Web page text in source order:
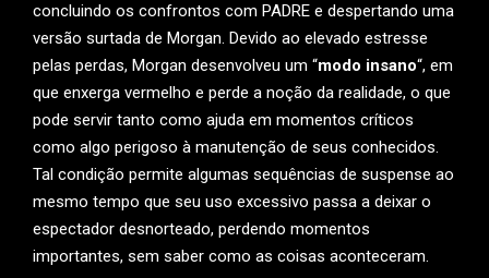
concluindo os confrontos com PADRE e despertando uma
versão surtada de Morgan. Devido ao elevado estresse
pelas perdas, Morgan desenvolveu um “modo insano“, em
que enxerga vermelho e perde a noção da realidade, o que
pode servir tanto como ajuda em momentos críticos
como algo perigoso à manutenção de seus conhecidos.
Tal condição permite algumas sequências de suspense ao
mesmo tempo que seu uso excessivo passa a deixar o
espectador desnorteado, perdendo momentos
importantes, sem saber como as coisas aconteceram.